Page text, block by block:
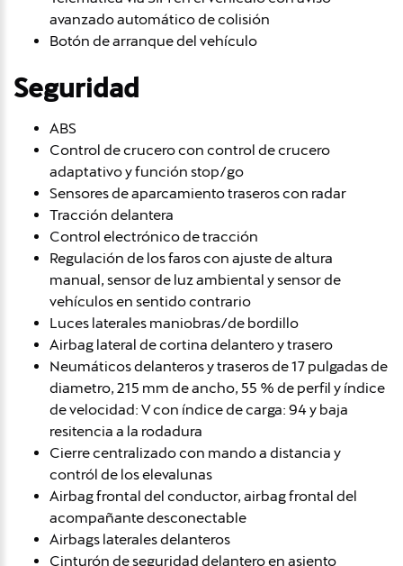
avanzado automático de colisión
Botón de arranque del vehículo
Seguridad
ABS
Control de crucero con control de crucero
adaptativo y función stop/go
Sensores de aparcamiento traseros con radar
Tracción delantera
Control electrónico de tracción
Regulación de los faros con ajuste de altura
manual, sensor de luz ambiental y sensor de
vehículos en sentido contrario
Luces laterales maniobras/de bordillo
Airbag lateral de cortina delantero y trasero
Neumáticos delanteros y traseros de 17 pulgadas de
diametro, 215 mm de ancho, 55 % de perfil y índice
de velocidad: V con índice de carga: 94 y baja
resitencia a la rodadura
Cierre centralizado con mando a distancia y
contról de los elevalunas
Airbag frontal del conductor, airbag frontal del
acompañante desconectable
Airbags laterales delanteros
Cinturón de seguridad delantero en asiento